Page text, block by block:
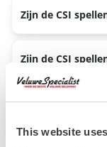
This website
Ja, je kunt zelf
aanwezig. Door
ontvangt kan je
Zijn de CSI
Nee, de game is
Zijn de CSI
hetzelfde?
eigen verhaallijn,